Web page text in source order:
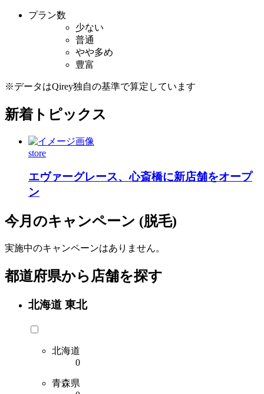
プラン数
少ない
普通
やや多め
豊富
※データはQirey独自の基準で算定しています
新着トピックス
store
エヴァーグレース、心斎橋に新店舗をオープ
ン
今月のキャンペーン (脱毛)
実施中のキャンペーンはありません。
都道府県から店舗を探す
北海道 東北
北海道
0
青森県